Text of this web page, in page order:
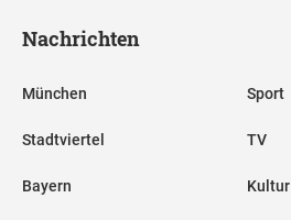
Nachrichten
München
Stadtviertel
Bayern
Sport
TV
Kultur